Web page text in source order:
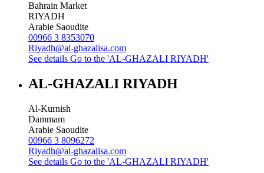
Bahrain Market
RIYADH
Arabie Saoudite
00966 3 8353070
Riyadh@al-ghazalisa.com
See details Go to the 'AL-GHAZALI RIYADH'
AL-GHAZALI RIYADH
Al-Kurnish
Dammam
Arabie Saoudite
00966 3 8096272
Riyadh@al-ghazalisa.com
See details Go to the 'AL-GHAZALI RIYADH'